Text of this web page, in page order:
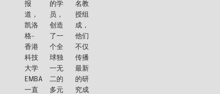
报
道，
凯洛
格-
香港
科技
大学
EMBA
一直
的学
员，
创造
了一
个全
球独
一无
二的
多元
名教
授组
成，
他们
不仅
传播
最新
的研
究成